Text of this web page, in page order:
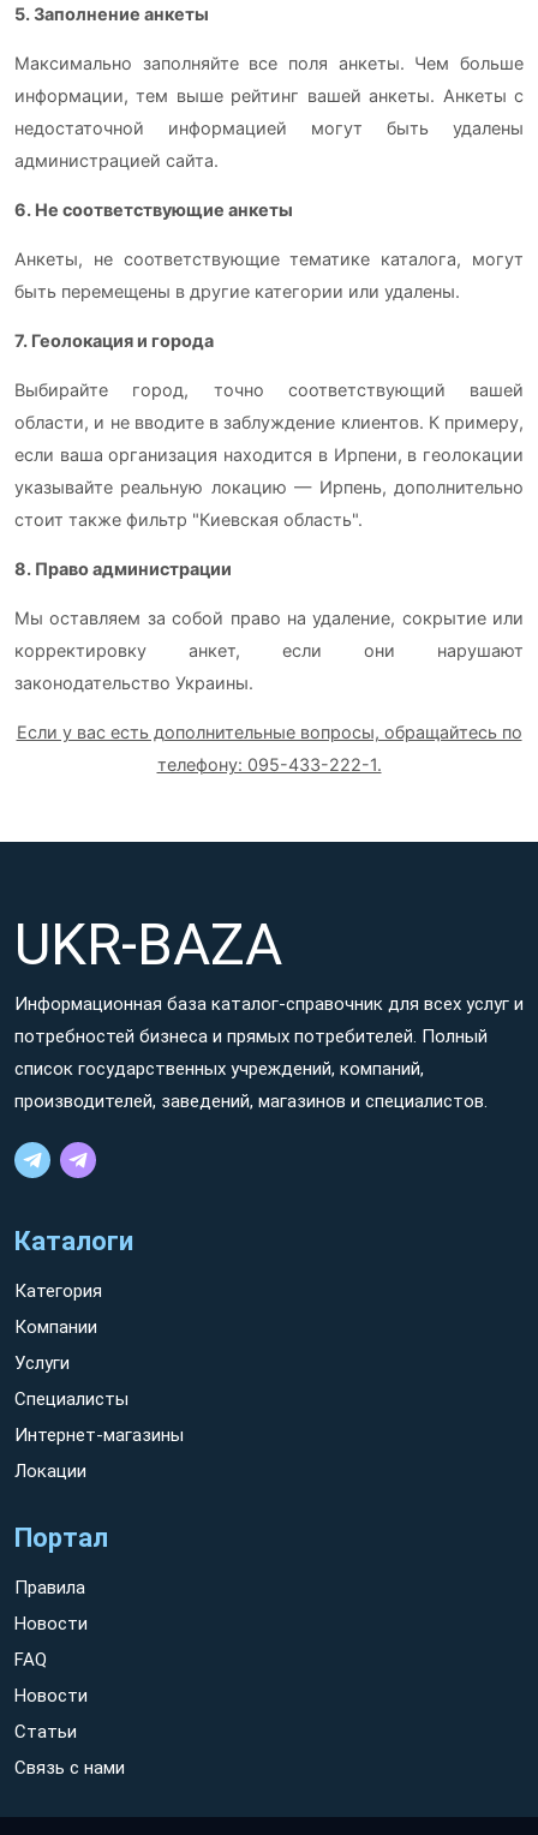
5. Заполнение анкеты
Максимально заполняйте все поля анкеты. Чем больше
информации, тем выше рейтинг вашей анкеты. Анкеты с
недостаточной информацией могут быть удалены
администрацией сайта.
6. Не соответствующие анкеты
Анкеты, не соответствующие тематике каталога, могут
быть перемещены в другие категории или удалены.
7. Геолокация и города
Выбирайте город, точно соответствующий вашей
области, и не вводите в заблуждение клиентов. К примеру,
если ваша организация находится в Ирпени, в геолокации
указывайте реальную локацию — Ирпень, дополнительно
стоит также фильтр "Киевская область".
8. Право администрации
Мы оставляем за собой право на удаление, сокрытие или
корректировку анкет, если они нарушают
законодательство Украины.
Если у вас есть дополнительные вопросы, обращайтесь по
телефону: 095-433-222-1.
UKR-BAZA
Информационная база каталог-справочник для всех услуг и
потребностей бизнеса и прямых потребителей. Полный
список государственных учреждений, компаний,
производителей, заведений, магазинов и специалистов.
Каталоги
Категория
Компании
Услуги
Специалисты
Интернет-магазины
Локации
Портал
Правила
Новости
FAQ
Новости
Статьи
Связь с нами